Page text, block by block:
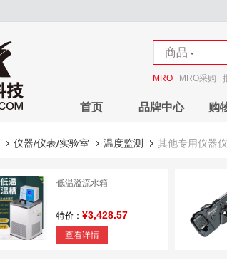
商品
店铺
MRO MRO采购
首页 品牌中心 购
仪器/仪表/实验室 温度监测 其他专用仪器
低温溢流水箱
特价： ¥3,428.57
查看详情